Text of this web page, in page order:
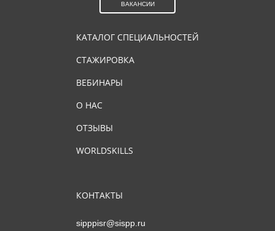
КАТАЛОГ СПЕЦИАЛЬНОСТЕЙ
СТАЖИРОВКА
ВЕБИНАРЫ
О НАС
ОТЗЫВЫ
WORLDSKILLS
КОНТАКТЫ
sipppisr@sispp.ru
ВАКАНСИИ